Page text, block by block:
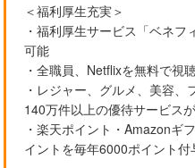
＜福利厚生充実＞
・福利厚生サービス「ベネ
可能
・全職員、Netflixを無料で視
・レジャー、グルメ、美容
140万件以上の優待サービス
・楽天ポイント・Amazonギ
イントを毎年6000ポイント付